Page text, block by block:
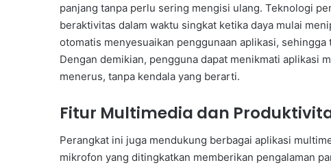
panjang tanpa perlu sering mengisi ulang. Teknologi
beraktivitas dalam waktu singkat ketika daya mulai
otomatis menyesuaikan penggunaan aplikasi,
Dengan demikian, pengguna dapat menikmati aplikasi
menerus, tanpa kendala yang berarti.
Fitur Multimedia dan
Perangkat ini juga mendukung berbagai aplikasi
mikrofon yang ditingkatkan memberikan pengalaman